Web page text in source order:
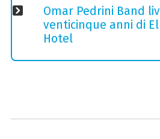
Omar Pedrini Band
venticinque anni di El
Hotel